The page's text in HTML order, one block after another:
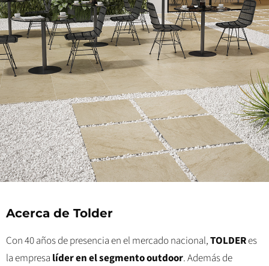
Acerca de Tolder
Con 40 años de presencia en el mercado nacional,TOLDERes
la empresa líder en el segmento outdoor. Además de